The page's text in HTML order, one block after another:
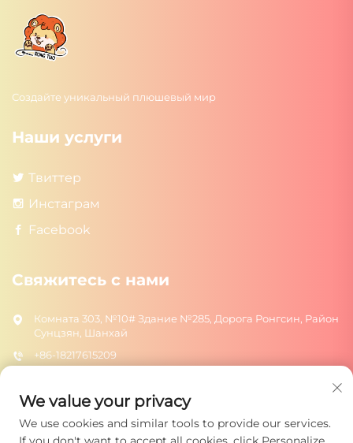
Создайте уникальный плюшевый мир
Наши услуги
Твиттер
Инстаграм
Facebook
Свяжитесь с нами
Комната 303, №10# Здание №285, Дорога Ронгсин, Район
Сунцзян, Шанхай
+86-18217615209
ОТПРАВИТЬ
We value your privacy
We use cookies and similar tools to provide our services.